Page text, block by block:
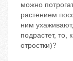
можно
растением
ним
подрастет, то,
отростки)?